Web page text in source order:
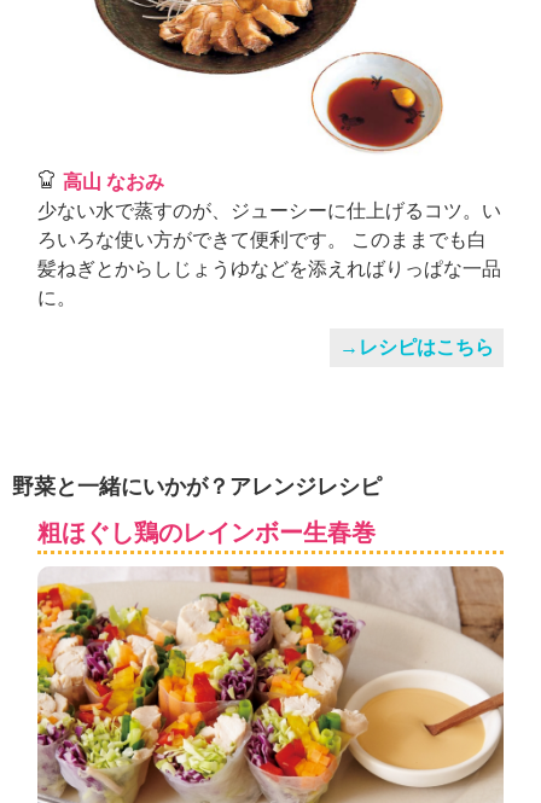
高山 なおみ
少ない水で蒸すのが、ジューシーに仕上げるコツ。い
ろいろな使い方ができて便利です。 このままでも白
髪ねぎとからしじょうゆなどを添えればりっぱな一品
に。
→レシピはこちら
野菜と一緒にいかが？アレンジレシピ
粗ほぐし鶏のレインボー生春巻